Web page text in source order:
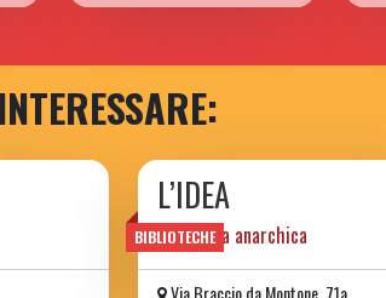
BIBLIOTECHE
L’IDEA
biblioteca anarchica